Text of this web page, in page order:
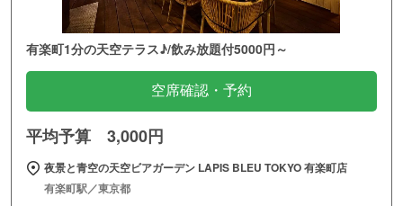
有楽町1分の天空テラス♪/飲み放題付5000円～
空席確認・予約
平均予算 3,000円
夜景と青空の天空ビアガーデン LAPIS BLEU TOKYO 有楽町店
有楽町駅／東京都